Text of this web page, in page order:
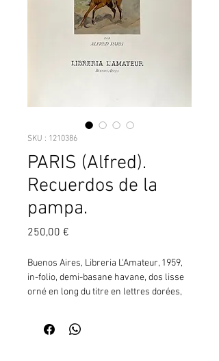
SKU : 1210386
PARIS (Alfred).
Recuerdos de la
pampa.
250,00 €
Buenos Aires, Libreria L'Amateur, 1959,
in-folio, demi-basane havane, dos lisse
orné en long du titre en lettres dorées,
(CN18) ¦Album inédit illustré d'une
vignette de titre et de 12 aquarelles en